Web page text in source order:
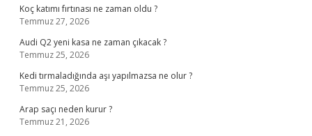
Koç katımı fırtınası ne zaman oldu ?
Temmuz 27, 2026
Audi Q2 yeni kasa ne zaman çıkacak ?
Temmuz 25, 2026
Kedi tırmaladığında aşı yapılmazsa ne olur ?
Temmuz 25, 2026
Arap saçı neden kurur ?
Temmuz 21, 2026